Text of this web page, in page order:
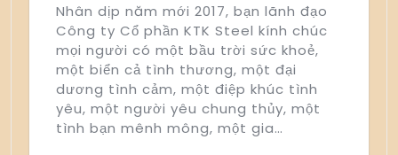
Nhân dịp năm mới 2017, bạn lãnh đạo
Công ty Cổ phần KTK Steel kính chúc
mọi người có một bầu trời sức khoẻ,
một biển cả tình thương, một đại
dương tình cảm, một điệp khúc tình
yêu, một người yêu chung thủy, một
tình bạn mênh mông, một gia…